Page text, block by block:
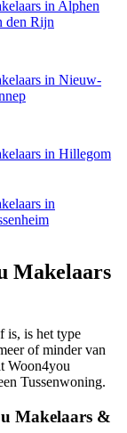
in Alphen
den Rijn
in Nieuw-
in Hillegom
in
Makelaars
is, is het type
of minder van
Woon4you
Tussenwoning.
Makelaars &